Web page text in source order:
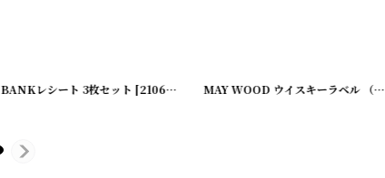
2020624-27]
BANKレシート 3枚セット [210622-4 MAY WOOD ウイスキーラベル （2枚セット）